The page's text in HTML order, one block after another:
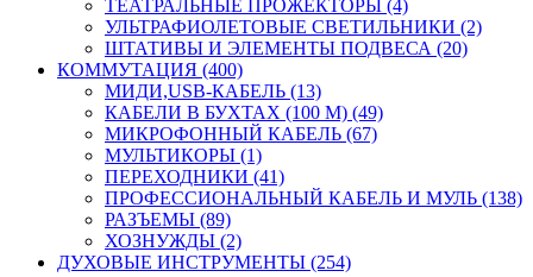
ТЕАТРАЛЬНЫЕ ПРОЖЕКТОРЫ (4)
УЛЬТРАФИОЛЕТОВЫЕ СВЕТИЛЬНИКИ (2)
ШТАТИВЫ И ЭЛЕМЕНТЫ ПОДВЕСА (20)
КОММУТАЦИЯ (400)
МИДИ,USB-КАБЕЛЬ (13)
КАБЕЛИ В БУХТАХ (100 М) (49)
МИКРОФОННЫЙ КАБЕЛЬ (67)
МУЛЬТИКОРЫ (1)
ПЕРЕХОДНИКИ (41)
ПРОФЕССИОНАЛЬНЫЙ КАБЕЛЬ И МУЛЬ (138)
РАЗЪЕМЫ (89)
ХОЗНУЖДЫ (2)
ДУХОВЫЕ ИНСТРУМЕНТЫ (254)